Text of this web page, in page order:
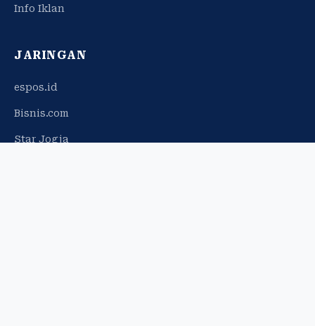
Info Iklan
JARINGAN
espos.id
Bisnis.com
Star Jogja